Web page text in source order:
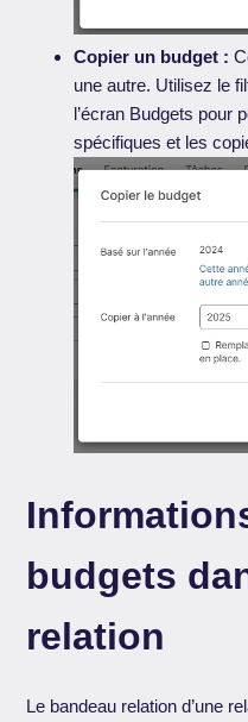
Copier un budget :
une autre. Utilisez le
l’écran Budgets pour
spécifiques et les
budgets
relation
Le bandeau relation d’une